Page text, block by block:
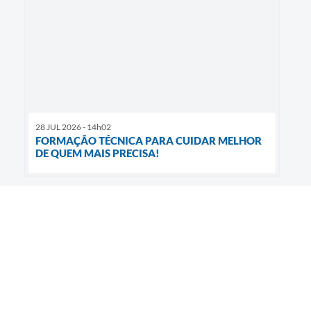
28 JUL 2026 - 14h02
FORMAÇÃO TÉCNICA PARA CUIDAR MELHOR
DE QUEM MAIS PRECISA!